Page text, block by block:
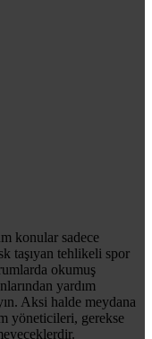
konular sadece
taşıyan tehlikeli spor
okumuş
yardım
Aksi halde meydana
yöneticileri, gerekse